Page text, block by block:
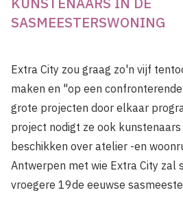
SASMEESTERSWONING
Extra City zou graag zo'n vijf
maken en "op een
grote projecten door elkaar
project nodigt ze ook
beschikken over atelier -en
Antwerpen met wie Extra City zal
vroegere 19de eeuwse